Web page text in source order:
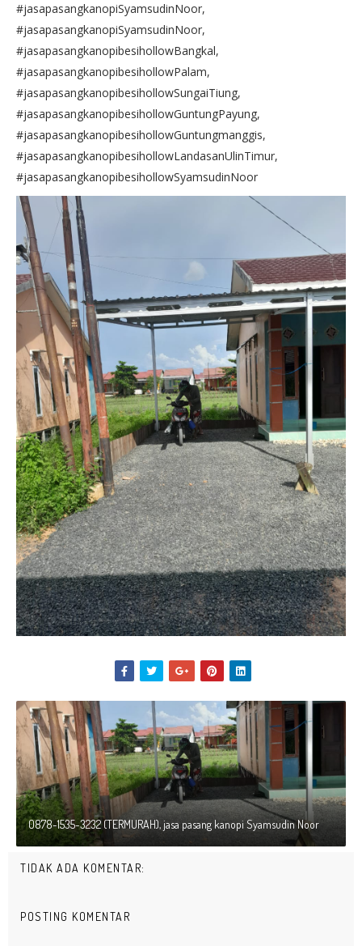
#jasapasangkanopiSyamsudinNoor,
#jasapasangkanopiSyamsudinNoor,
#jasapasangkanopibesihollowBangkal,
#jasapasangkanopibesihollowPalam,
#jasapasangkanopibesihollowSungaiTiung,
#jasapasangkanopibesihollowGuntungPayung,
#jasapasangkanopibesihollowGuntungmanggis,
#jasapasangkanopibesihollowLandasanUlinTimur,
#jasapasangkanopibesihollowSyamsudinNoor
0878-1535-3232 (TERMURAH), jasa pasang kanopi Syamsudin Noor
TIDAK ADA KOMENTAR:
POSTING KOMENTAR